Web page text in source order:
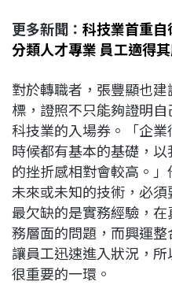
更多新聞： 科技業首重
分類人才專業 員工適得
對於轉職者，張豐顯也
標，證照不只能夠證明
科技業的入場券。「企
時候都有基本的基礎，
的挫折感相對會較高。
未來或未知的技術，必
最欠缺的是實務經驗，
務層面的問題，而興運
讓員工迅速進入狀況，
很重要的一環。